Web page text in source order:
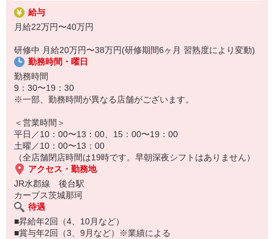
■キャリアアップも目指せる環境
接客スタッフからマネージャーや、
人財育成のポジションを目指すこともでき、
あなたに合ったキャリアで長期活躍が目指せます。
お客様との「笑顔」を通じて、あなた自身の「ココロ」と「身
体」もキレイになれる。
ヤリガイ◎のお仕事始めてみませんか？
くりお聞きし、一緒に最適なプランを考えます。ここが一番大切な
業務です。
・店舗運営／事務
通えるお店づくりも行います。地域の皆様にカーブスの魅力を知っ
ていただくための広報活動もチームで協力して進めます。
＼未経験でも安心／
実は、先輩スタッフの約8割が未経験からのスタート。入社後の充実
した研修で、体の仕組みからマシンの使い方まで基礎からしっかり
ムの先輩たちが常にサポートし、皆で助け合うのがカーブスの文化
です
給与
月給22万円〜40万円
研修中 月給20万円〜38万円(研修期間6ヶ月 習熟度により変動)
勤務時間・曜日
勤務時間
9：30〜19：30
※一部、勤務時間が異なる店舗がございます。
＜営業時間＞
平日／10：00〜13：00、15：00〜19：00
土曜／10：00〜13：00
（全店舗閉店時間は19時です。早朝深夜シフトはありません）
アクセス・勤務地
JR水郡線 後台駅
カーブス茨城那珂
待遇
■昇給年2回（4、10月など）
■賞与年2回（3、9月など）※業績による